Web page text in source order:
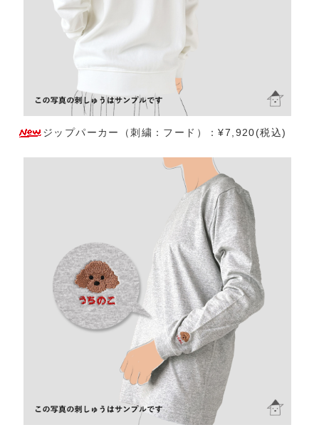
ジップパーカー（刺繍：フード）：¥7,920(税込)